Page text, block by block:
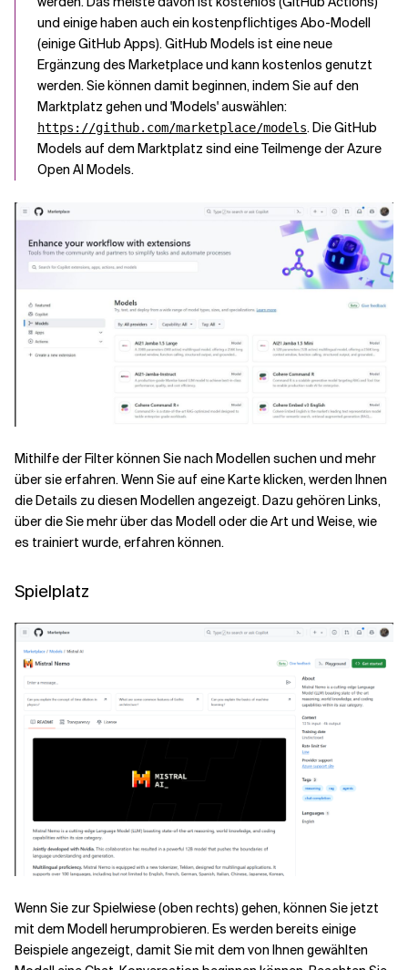
und einige haben auch ein kostenpflichtiges Abo-Modell
(einige GitHub Apps). GitHub Models ist eine neue
Ergänzung des Marketplace und kann kostenlos genutzt
werden. Sie können damit beginnen, indem Sie auf den
Marktplatz gehen und 'Models' auswählen:
https://github.com/marketplace/models. Die GitHub
Models auf dem Marktplatz sind eine Teilmenge der Azure
Open AI Models.
Mithilfe der Filter können Sie nach Modellen suchen und mehr
über sie erfahren. Wenn Sie auf eine Karte klicken, werden Ihnen
die Details zu diesen Modellen angezeigt. Dazu gehören Links,
über die Sie mehr über das Modell oder die Art und Weise, wie
es trainiert wurde, erfahren können.
Spielplatz
Wenn Sie zur Spielwiese (oben rechts) gehen, können Sie jetzt
mit dem Modell herumprobieren. Es werden bereits einige
Beispiele angezeigt, damit Sie mit dem von Ihnen gewählten